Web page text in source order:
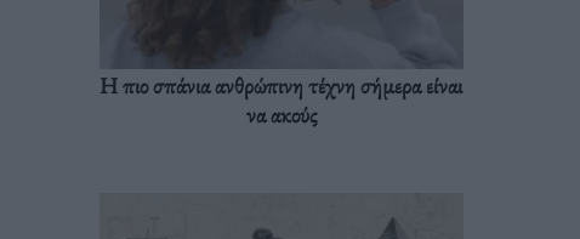
Η πιο σπάνια ανθρώπινη τέχνη σήμερα είναι
να ακούς